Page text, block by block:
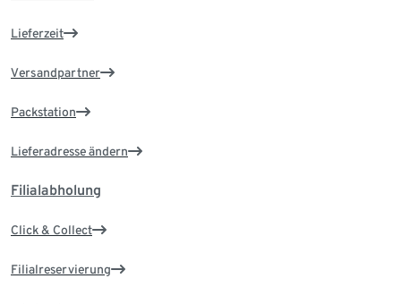
Lieferzeit
Versandpartner
Packstation
Lieferadresse ändern
Filialabholung
Click & Collect
Filialreservierung